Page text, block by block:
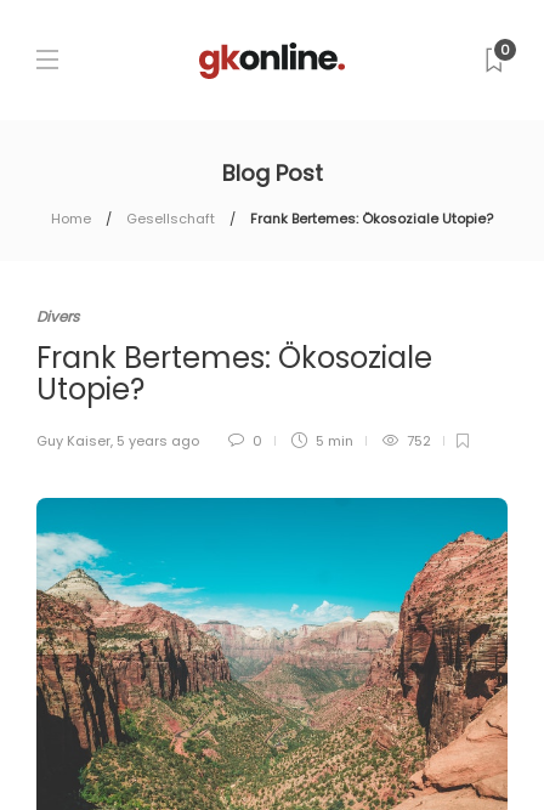
0
Blog Post
Home Gesellschaft Frank Bertemes: Ökosoziale Utopie?
Divers
Frank Bertemes: Ökosoziale
Utopie?
Guy Kaiser, 5 years ago 0 5 min 752